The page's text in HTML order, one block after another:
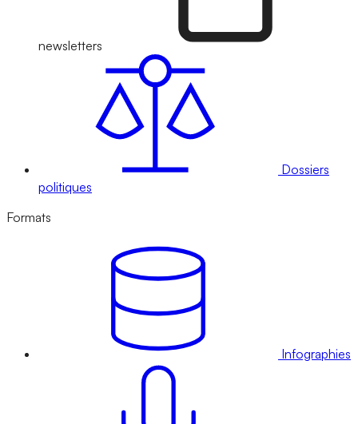
newsletters
Dossiers
politiques
Formats
Infographies